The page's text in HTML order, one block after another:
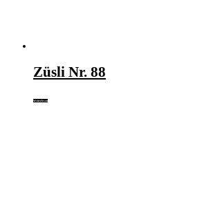
Züsli Nr. 88
Weiterlesen